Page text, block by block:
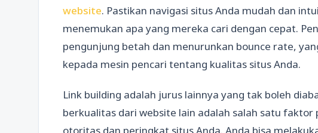
website. Pastikan navigasi situs Anda mudah dan
menemukan apa yang mereka cari dengan cepat.
pengunjung betah dan menurunkan bounce rate,
kepada mesin pencari tentang kualitas situs Anda.
Link building adalah jurus lainnya yang tak boleh
berkualitas dari website lain adalah salah satu